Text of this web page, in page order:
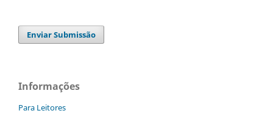
Enviar Submissão
Informações
Para Leitores